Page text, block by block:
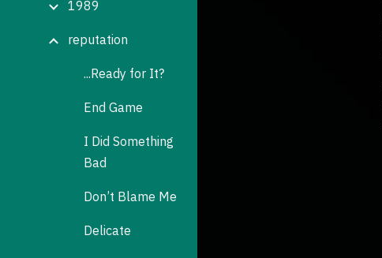
1989
reputation
...Ready for It?
End Game
I Did Something
Bad
Don’t Blame Me
Delicate